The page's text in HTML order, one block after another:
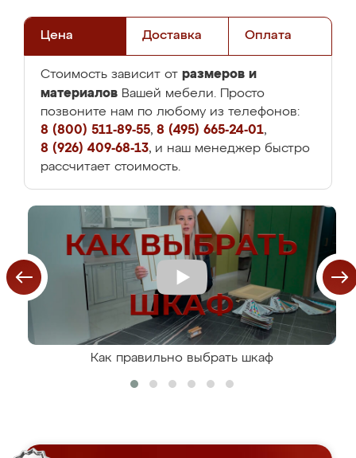
Цена Доставка Оплата
Стоимость зависит от размеров и
материалов Вашей мебели. Просто
позвоните нам по любому из телефонов:
8 (800) 511-89-55, 8 (495) 665-24-01,
8 (926) 409-68-13, и наш менеджер быстро
рассчитает стоимость.
Как правильно выбрать шкаф